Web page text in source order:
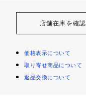
店舗在庫を確認
価格表示について
取り寄せ商品について
返品交換について